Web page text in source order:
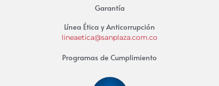
Garantía
Línea Ética y Anticorrupción
lineaetica@sanplaza.com.co
Programas de Cumplimiento